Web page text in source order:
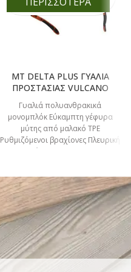
MT DELTA PLUS ΓΥΑΛΙΑ
ΠΡΟΣΤΑΣΙΑΣ VULCANO
Γυαλιά πολυανθρακικά
μονομπλόκ Εύκαμπτη γέφυρα
μύτης από μαλακό TPE
Ρυθμιζόμενοι βραχίονες Πλευρική
προστασία ΚΩΔΙΚΟΣ 16-312-008
ΦΙΜΕ